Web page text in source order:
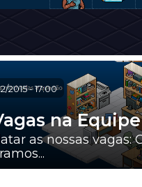
2015-17:00
na Equipe
as nossas vagas: